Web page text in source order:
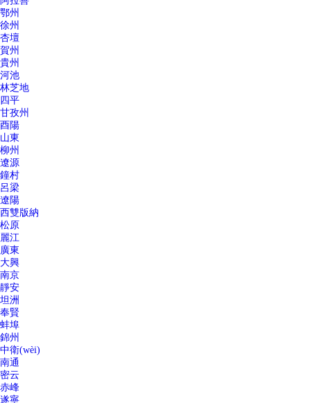
鄂州
徐州
杏壇
賀州
貴州
河池
林芝地
四平
甘孜州
酉陽
山東
柳州
遼源
鐘村
呂梁
遼陽
西雙版納
松原
麗江
廣東
大興
南京
靜安
坦洲
奉賢
蚌埠
錦州
中衛(wèi)
南通
密云
赤峰
遂寧